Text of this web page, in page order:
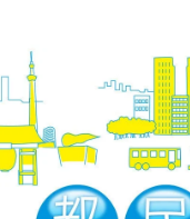
イベント・グ
YouTube
会社情報